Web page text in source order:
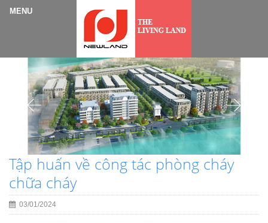
Tập huấn về công tác phòng cháy
chữa cháy
03/01/2024